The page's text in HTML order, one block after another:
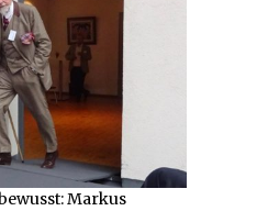
Markus